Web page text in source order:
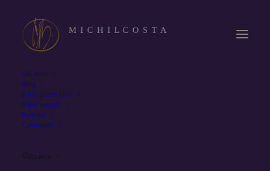
Chi sono
Blog
Il mio primo libro
Il mio mondo
Podcast
Contattami
Ricerca